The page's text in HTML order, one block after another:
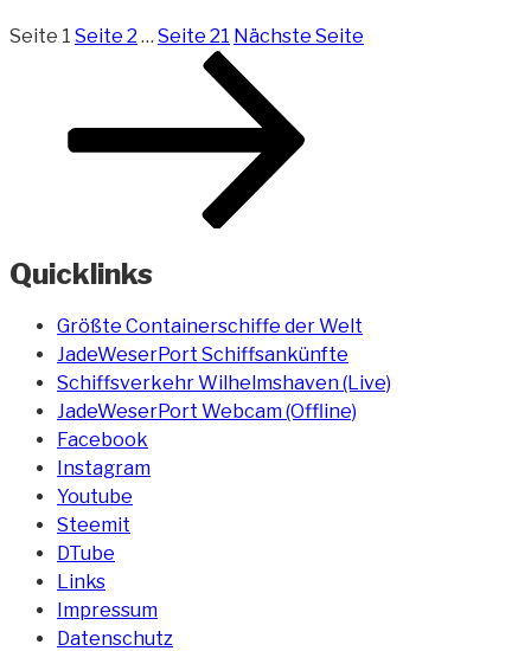
Seite 1 Seite 2 … Seite 21 Nächste Seite
Quicklinks
Größte Containerschiffe der Welt
JadeWeserPort Schiffsankünfte
Schiffsverkehr Wilhelmshaven (Live)
JadeWeserPort Webcam (Offline)
Facebook
Instagram
Youtube
Steemit
DTube
Links
Impressum
Datenschutz